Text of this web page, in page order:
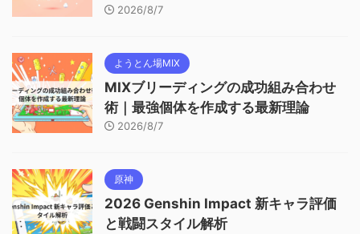
2026/8/7
ようとん場MIX
MIXブリーディングの成功組み合わせ
術｜最強個体を作成する最新理論
2026/8/7
原神
2026 Genshin Impact 新キャラ評価
と戦闘スタイル解析